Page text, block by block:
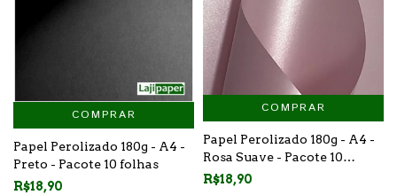
COMPRAR
Papel Perolizado 180g - A4 -
Preto - Pacote 10 folhas
R$18,90
COMPRAR
Papel Perolizado 180g - A4 -
Rosa Suave - Pacote 10
folhas
R$18,90